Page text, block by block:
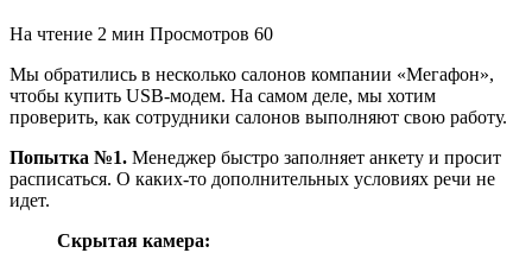
На чтение 2 мин Просмотров 60
Мы обратились в несколько салонов компании «Мегафон»,
чтобы купить USB-модем. На самом деле, мы хотим
проверить, как сотрудники салонов выполняют свою работу.
Попытка №1. Менеджер быстро заполняет анкету и просит
расписаться. О каких-то дополнительных условиях речи не
идет.
Скрытая камера: